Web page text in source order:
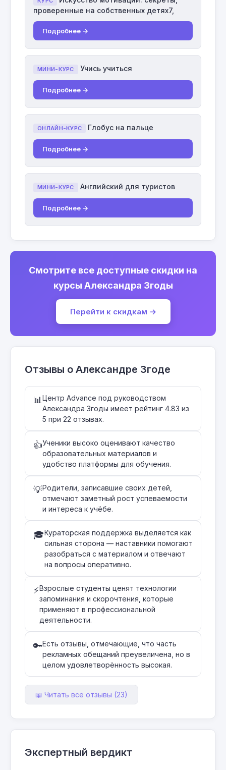
проверенные на собственных детях7,
Подробнее →
МИНИ-КУРС Учись учиться
Подробнее →
ОНЛАЙН-КУРС Глобус на пальце
Подробнее →
МИНИ-КУРС Английский для туристов
Подробнее →
Смотрите все доступные скидки на
курсы Александра Згоды
Перейти к скидкам →
Отзывы о Александре Згоде
📊 Центр Advance под руководством
Александра Згоды имеет рейтинг 4.83 из
5 при 22 отзывах.
👍Ученики высоко оценивают качество
образовательных материалов и
удобство платформы для обучения.
💡Родители, записавшие своих детей,
отмечают заметный рост успеваемости
и интереса к учёбе.
🎓Кураторская поддержка выделяется как
сильная сторона — наставники помогают
разобраться с материалом и отвечают
на вопросы оперативно.
⚡Взрослые студенты ценят технологии
запоминания и скорочтения, которые
применяют в профессиональной
деятельности.
🔑Есть отзывы, отмечающие, что часть
рекламных обещаний преувеличена, но в
целом удовлетворённость высокая.
📖 Читать все отзывы (23)
Экспертный вердикт